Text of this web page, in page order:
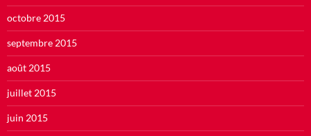
octobre 2015
septembre 2015
août 2015
juillet 2015
juin 2015